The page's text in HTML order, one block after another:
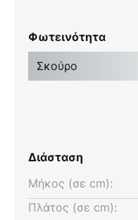
Φωτεινότητα
Σκούρο
Διάσταση
Μήκος (σε cm):
Πλάτος (σε cm):